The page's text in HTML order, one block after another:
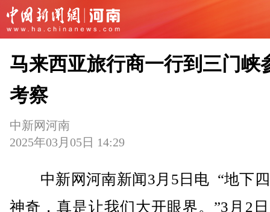
马来西亚旅行商一行到三门峡
考察
中新网河南
2025年03月05日 14:29
中新网河南新闻3月5日电 “地下四
神奇，真是让我们大开眼界。”3月2